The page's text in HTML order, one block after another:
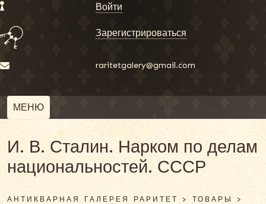
Войти
Зарегистрироваться
raritetgalery@gmail.com
МЕНЮ
И. В. Сталин. Нарком по делам
национальностей. СССР
АНТИКВАРНАЯ ГАЛЕРЕЯ РАРИТЕТ > ТОВАРЫ >